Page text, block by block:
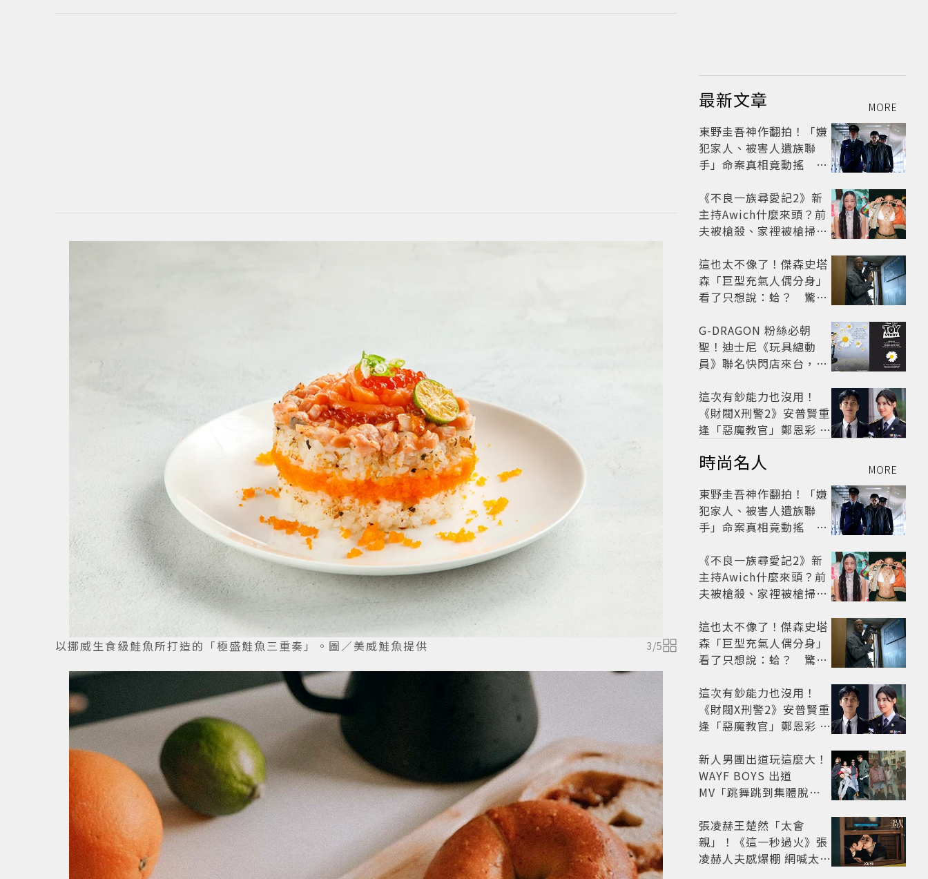
以挪威生食級鮭魚所打造的「極盛鮭魚三重奏」。圖／美威鮭魚提供 3/5
最新文章 MORE
東野圭吾神作翻拍！「嫌
犯家人、被害人遺族聯
手」命案真相竟動搖
框架展開
《不良一族尋愛記2》新
主持Awich什麼來頭？前
夫被槍殺、家裡被槍掃射
馬！
這也太不像了！傑森史塔
森「巨型充氣人偶分身」
看了只想說：蛤？ 驚喜
G-DRAGON 粉絲必朝
聖！迪士尼《玩具總動
員》聯名快閃店來台，限
這次有鈔能力也沒用！
《財閥X刑警2》安普賢重
逢「惡魔教官」鄭恩彩 首
紅盤
時尚名人 MORE
東野圭吾神作翻拍！「嫌
犯家人、被害人遺族聯
手」命案真相竟動搖
框架展開
《不良一族尋愛記2》新
主持Awich什麼來頭？前
夫被槍殺、家裡被槍掃射
馬！
這也太不像了！傑森史塔
森「巨型充氣人偶分身」
看了只想說：蛤？ 驚喜
這次有鈔能力也沒用！
《財閥X刑警2》安普賢重
逢「惡魔教官」鄭恩彩 首
紅盤
新人男團出道玩這麼大！
WAYF BOYS 出道
MV「跳舞跳到集體脫
影片爆紅
張凌赫王楚然「太會
親」！《這一秒過火》張
凌赫人夫感爆棚 網喊太有